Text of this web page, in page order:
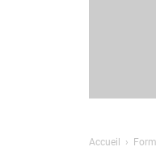
Accueil